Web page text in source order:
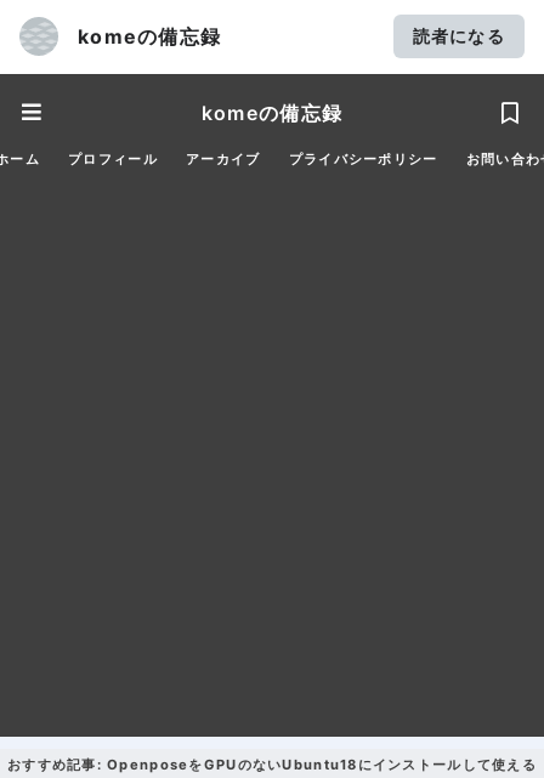
komeの備忘録 読者になる
komeの備忘録
ーム プロフィール アーカイブ プライバシーポリシー お問い合わ
おすすめ記事: OpenposeをGPUのないUbuntu18にインストールして使える